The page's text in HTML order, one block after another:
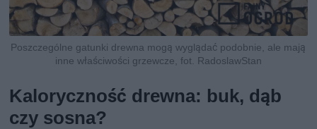
Poszczególne gatunki drewna mogą wyglądać podobnie, ale mają
inne właściwości grzewcze, fot. RadoslawStan
Kaloryczność drewna: buk, dąb
czy sosna?